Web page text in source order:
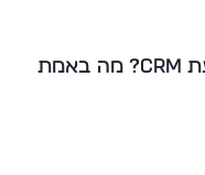
כמה עולה הטמעת CRM? מה באמת